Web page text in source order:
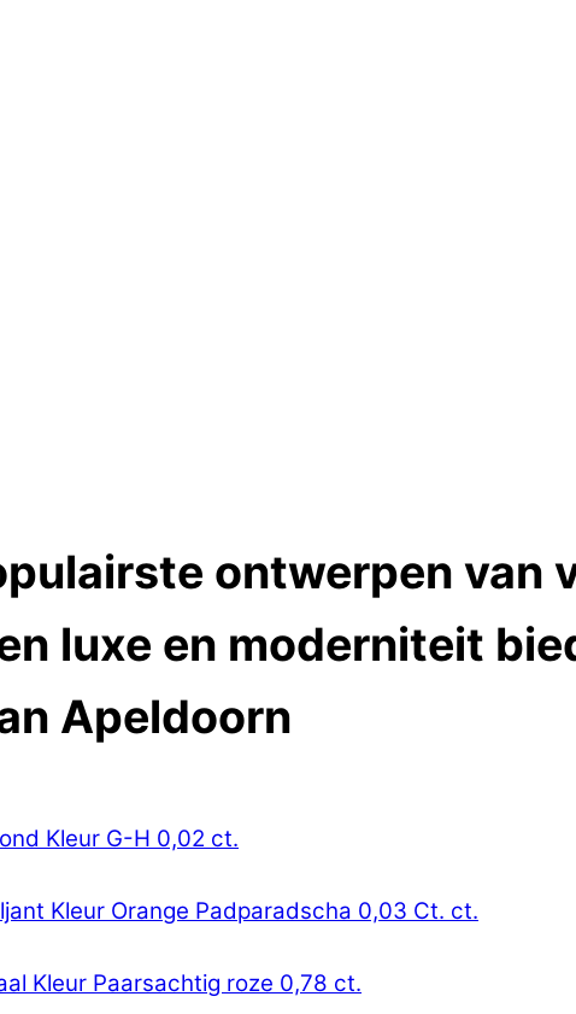
ontwerpen van
luxe en moderniteit
Apeldoorn
Kleur G-H 0,02 ct.
Kleur Orange Padparadscha 0,03 Ct. ct.
Kleur Paarsachtig roze 0,78 ct.